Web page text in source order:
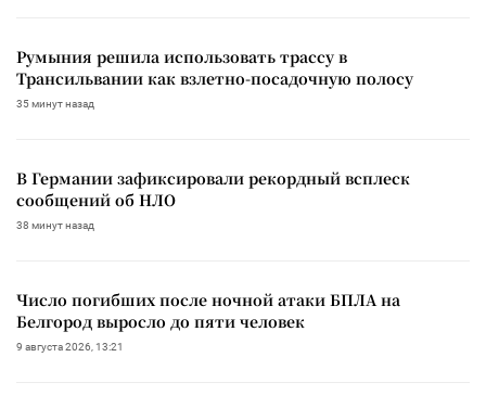
Румыния решила использовать трассу в
Трансильвании как взлетно-посадочную полосу
35 минут назад
В Германии зафиксировали рекордный всплеск
сообщений об НЛО
38 минут назад
Число погибших после ночной атаки БПЛА на
Белгород выросло до пяти человек
9 августа 2026, 13:21